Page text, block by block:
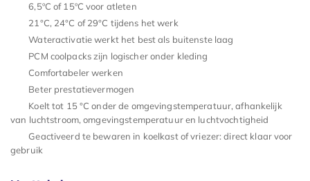
6,5ºC of 15ºC voor atleten
21°C, 24°C of 29°C tijdens het werk
Wateractivatie werkt het best als buitenste laag
PCM coolpacks zijn logischer onder kleding
Comfortabeler werken
Beter prestatievermogen
Koelt tot 15 °C onder de omgevingstemperatuur, afhankelijk
van luchtstroom, omgevingstemperatuur en luchtvochtigheid
Geactiveerd te bewaren in koelkast of vriezer: direct klaar voor
gebruik